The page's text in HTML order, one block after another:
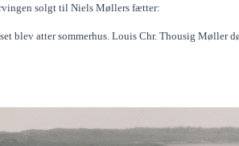
solgt til Niels Møllers fætter:
blev atter sommerhus. Louis Chr. Thousig Møller